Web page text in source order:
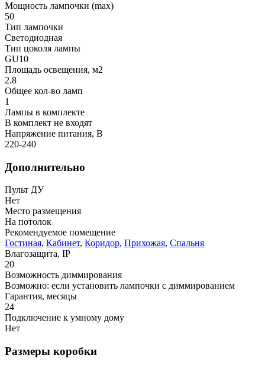
Мощность лампочки (max)
50
Тип лампочки
Светодиодная
Тип цоколя лампы
GU10
Площадь освещения, м2
2.8
Общее кол-во ламп
1
Лампы в комплекте
В комплект не входят
Напряжение питания, В
220-240
Дополнительно
Пульт ДУ
Нет
Место размещения
На потолок
Рекомендуемое помещение
Гостиная, Кабинет, Коридор, Прихожая, Спальня
Влагозащита, IP
20
Возможность диммирования
Возможно: если установить лампочки с диммированием
Гарантия, месяцы
24
Подключение к умному дому
Нет
Размеры коробки